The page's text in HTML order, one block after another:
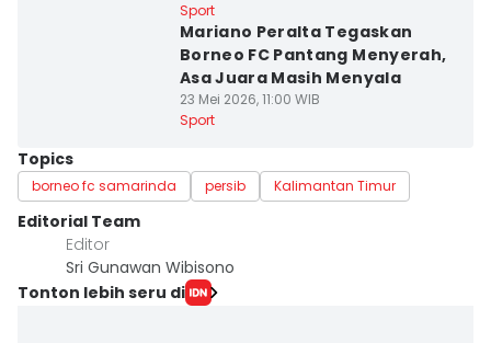
Sport
Mariano Peralta Tegaskan
Borneo FC Pantang Menyerah,
Asa Juara Masih Menyala
23 Mei 2026, 11:00 WIB
Sport
Topics
borneo fc samarinda persib Kalimantan Timur
Editorial Team
Editor
Sri Gunawan Wibisono
Tonton lebih seru di